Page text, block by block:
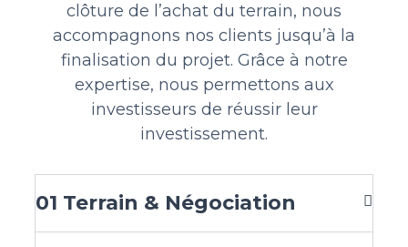
clôture de l’achat du terrain, nous
accompagnons nos clients jusqu’à la
finalisation du projet. Grâce à notre
expertise, nous permettons aux
investisseurs de réussir leur
investissement.
01 Terrain & Négociation